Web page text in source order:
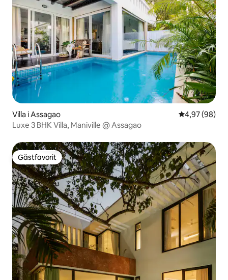
Villa i Assagao 4,97 av 5 i
4,97 (98)
Luxe 3 BHK Villa, Maniville @ Assagao
Gästfavorit
Gästfavorit